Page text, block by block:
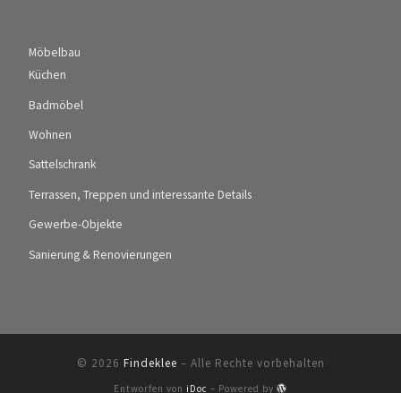
Möbelbau
Küchen
Badmöbel
Wohnen
Sattelschrank
Terrassen, Treppen und interessante Details
Gewerbe-Objekte
Sanierung & Renovierungen
© 2026 Findeklee – Alle Rechte vorbehalten
Entworfen von iDoc – Powered by